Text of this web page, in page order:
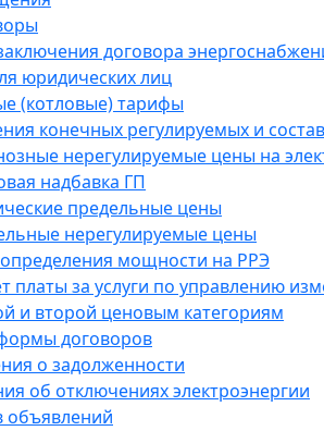
договора
юридических лиц
(котловые) тарифы
конечных регулируемых и
нерегулируемые цены на
надбавка ГП
предельные цены
нерегулируемые цены
мощности на РРЭ
платы за услуги по управлению
и второй ценовым категориям
договоров
о задолженности
об отключениях электроэнергии
объявлений